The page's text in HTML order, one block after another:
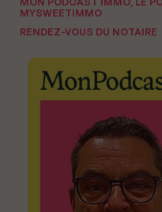
MYSWEETIMMO
RENDEZ-VOUS DU NOTAIRE